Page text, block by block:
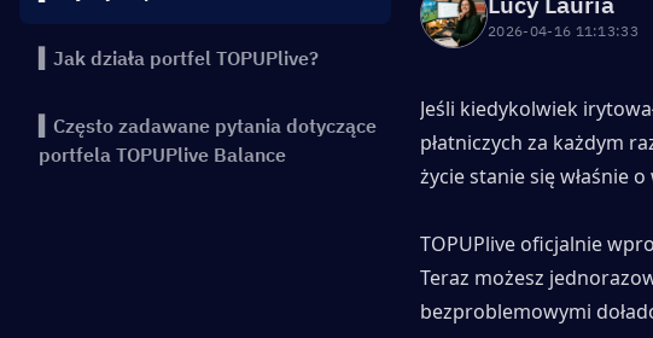
▍Jak działa portfel TOPUPlive?
▍Często zadawane pytania dotyczące
portfela TOPUPlive Balance
2026-04-16 11:13:33
Jeśli kiedykolwiek
płatniczych za każdym
życie stanie się właśnie o
TOPUPlive oficjalnie
Teraz możesz
bezproblemowymi